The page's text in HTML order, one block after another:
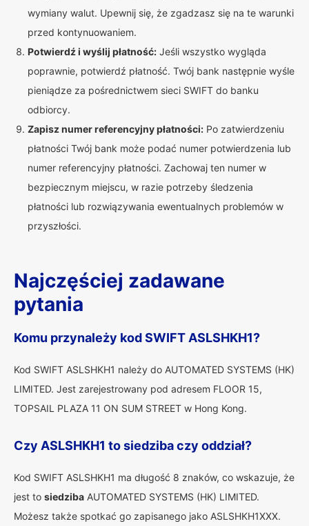
wymiany walut. Upewnij się, że zgadzasz się na te warunki
przed kontynuowaniem.
Potwierdź i wyślij płatność: Jeśli wszystko wygląda
poprawnie, potwierdź płatność. Twój bank następnie wyśle
pieniądze za pośrednictwem sieci SWIFT do banku
odbiorcy.
Zapisz numer referencyjny płatności: Po zatwierdzeniu
płatności Twój bank może podać numer potwierdzenia lub
numer referencyjny płatności. Zachowaj ten numer w
bezpiecznym miejscu, w razie potrzeby śledzenia
płatności lub rozwiązywania ewentualnych problemów w
przyszłości.
Najczęściej zadawane
pytania
Komu przynależy kod SWIFT ASLSHKH1?
Kod SWIFT ASLSHKH1 należy do AUTOMATED SYSTEMS (HK)
LIMITED. Jest zarejestrowany pod adresem FLOOR 15,
TOPSAIL PLAZA 11 ON SUM STREET w Hong Kong.
Czy ASLSHKH1 to siedziba czy oddział?
Kod SWIFT ASLSHKH1 ma długość 8 znaków, co wskazuje, że
jest to siedziba AUTOMATED SYSTEMS (HK) LIMITED.
Możesz także spotkać go zapisanego jako ASLSHKH1XXX.